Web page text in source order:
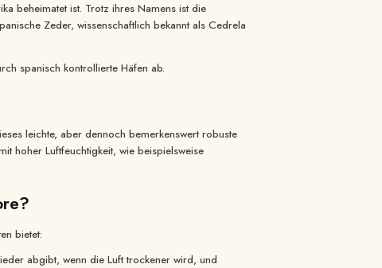
beheimatet ist. Trotz ihres Namens ist die
Zeder, wissenschaftlich bekannt als Cedrela
spanisch kontrollierte Häfen ab.
leichte, aber dennoch bemerkenswert robuste
hoher Luftfeuchtigkeit, wie beispielsweise
bietet:
abgibt, wenn die Luft trockener wird, und